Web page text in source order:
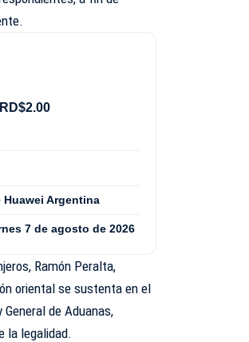
Argentina
7 de agosto de 2026
Ramón Peralta,
oriental se sustenta en el
de Aduanas,
la legalidad.